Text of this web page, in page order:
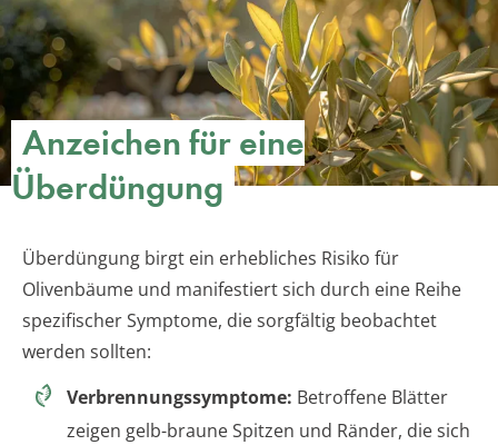
Anzeichen für eine
Überdüngung
Überdüngung birgt ein erhebliches Risiko für
Olivenbäume und manifestiert sich durch eine Reihe
spezifischer Symptome, die sorgfältig beobachtet
werden sollten:
Verbrennungssymptome: Betroffene Blätter
zeigen gelb-braune Spitzen und Ränder, die sich